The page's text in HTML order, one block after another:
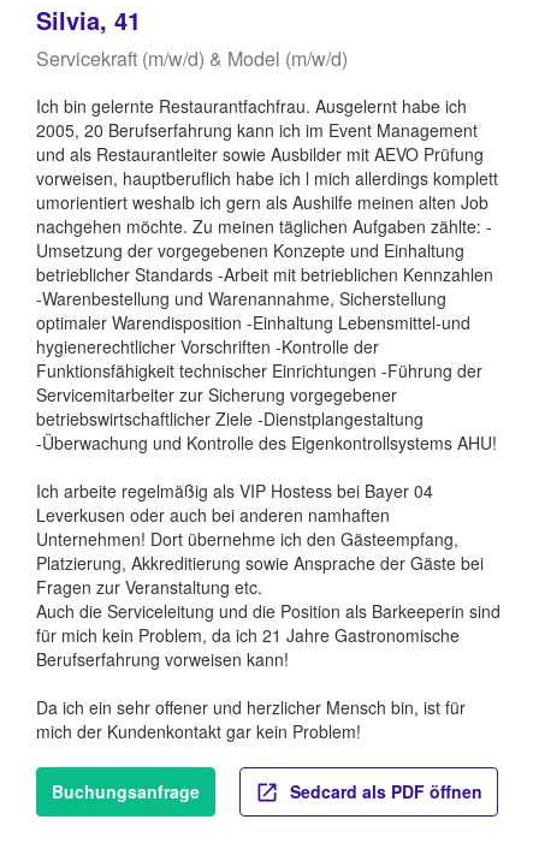
Silvia, 41
Servicekraft (m/w/d) & Model (m/w/d)
Ich bin gelernte Restaurantfachfrau. Ausgelernt habe ich
2005, 20 Berufserfahrung kann ich im Event Management
und als Restaurantleiter sowie Ausbilder mit AEVO Prüfung
vorweisen, hauptberuflich habe ich l mich allerdings komplett
umorientiert weshalb ich gern als Aushilfe meinen alten Job
nachgehen möchte. Zu meinen täglichen Aufgaben zählte: -
Umsetzung der vorgegebenen Konzepte und Einhaltung
betrieblicher Standards -Arbeit mit betrieblichen Kennzahlen
-Warenbestellung und Warenannahme, Sicherstellung
optimaler Warendisposition -Einhaltung Lebensmittel-und
hygienerechtlicher Vorschriften -Kontrolle der
Funktionsfähigkeit technischer Einrichtungen -Führung der
Servicemitarbeiter zur Sicherung vorgegebener
betriebswirtschaftlicher Ziele -Dienstplangestaltung
-Überwachung und Kontrolle des Eigenkontrollsystems AHU!
Ich arbeite regelmäßig als VIP Hostess bei Bayer 04
Leverkusen oder auch bei anderen namhaften
Unternehmen! Dort übernehme ich den Gästeempfang,
Platzierung, Akkreditierung sowie Ansprache der Gäste bei
Fragen zur Veranstaltung etc.
Auch die Serviceleitung und die Position als Barkeeperin sind
für mich kein Problem, da ich 21 Jahre Gastronomische
Berufserfahrung vorweisen kann!
Da ich ein sehr offener und herzlicher Mensch bin, ist für
mich der Kundenkontakt gar kein Problem!
Buchungsanfrage Sedcard als PDF öffnen